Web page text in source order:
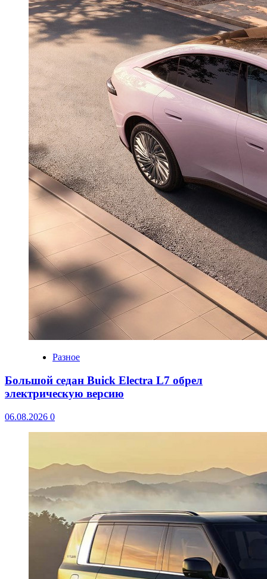
Разное
Большой седан Buick Electra L7 обрел
электрическую версию
06.08.2026 0